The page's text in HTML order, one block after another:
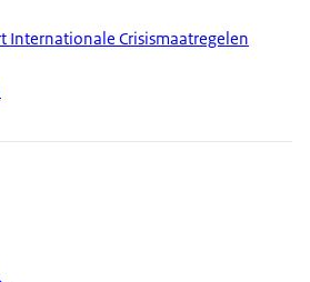
Internationale Crisismaatregelen